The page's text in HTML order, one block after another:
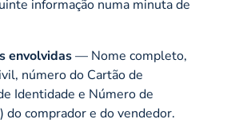
informação numa minuta de
envolvidas— Nome completo,
número do Cartão de
Identidade e Número de
) do comprador e do vendedor.